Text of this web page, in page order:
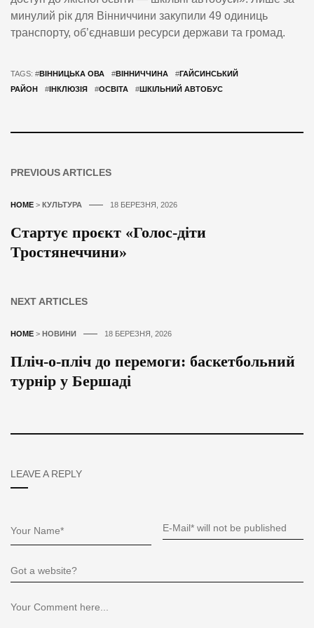
минулий рік для Вінниччини закупили 49 одиниць
транспорту, об’єднавши ресурси держави та громад.
TAGS: #ВІННИЦЬКА ОВА #ВІННИЧЧИНА #ГАЙСИНСЬКИЙ
РАЙОН
#ІНКЛЮЗІЯ #ОСВІТА #ШКІЛЬНИЙ АВТОБУС
PREVIOUS ARTICLES
HOME > КУЛЬТУРА 18 БЕРЕЗНЯ, 2026
Стартує проєкт «Голос-діти
Тростянеччини»
NEXT ARTICLES
HOME > НОВИНИ 18 БЕРЕЗНЯ, 2026
Пліч-о-пліч до перемоги: баскетбольний
турнір у Бершаді
LEAVE A REPLY